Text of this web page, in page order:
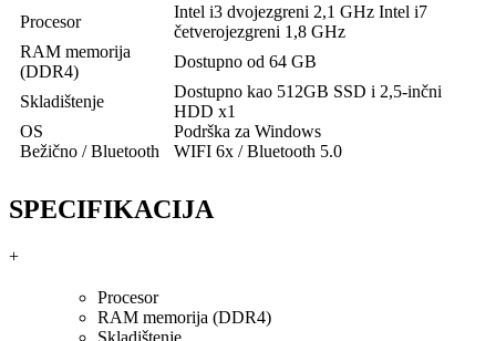
Procesor
Intel i3 dvojezgreni 2,1 GHz Intel i7
četverojezgreni 1,8 GHz
RAM memorija
(DDR4)
Dostupno od 64 GB
Skladištenje
Dostupno kao 512GB SSD i 2,5-inčni
HDD x1
OS
Podrška za Windows
Bežično / Bluetooth
WIFI 6x / Bluetooth 5.0
SPECIFIKACIJA
+
Procesor
RAM memorija (DDR4)